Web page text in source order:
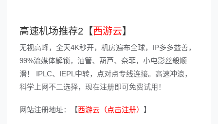
高速机场推荐2【西游云】
无视高峰，全天4K秒开，机房遍布全球，IP多多益善，
99%流媒体解锁，油管、葫芦、奈菲，小电影丝般顺
滑！ IPLC、IEPL中转，点对点专线连接。高速冲浪，
科学上网不二选择，现在注册即可免费试用！
网站注册地址：【西游云（点击注册） 】